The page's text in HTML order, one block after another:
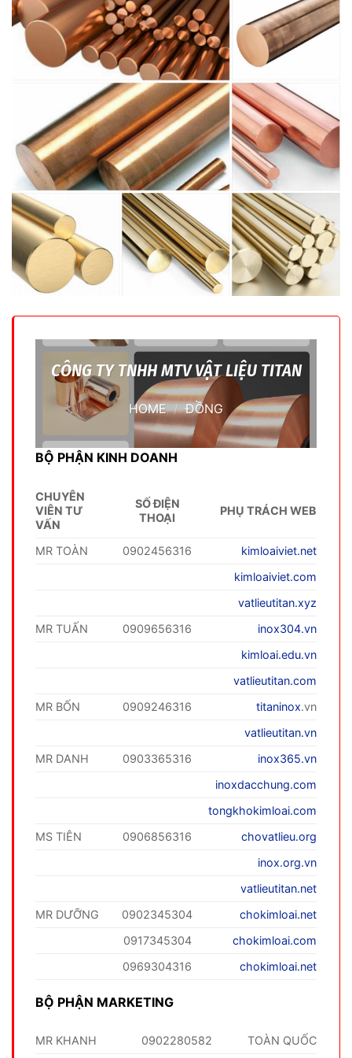
CÔNG TY TNHH MTV VẬT LIỆU TITAN
HOME / ĐỒNG
BỘ PHẬN KINH DOANH
CHUYÊN
VIÊN TƯ
VẤN
SỐ ĐIỆN
THOẠI
PHỤ TRÁCH WEB
MR TOÀN 0902456316
kimloaiviet.net
kimloaiviet.com
vatlieutitan.xyz
MR TUẤN
0909656316
inox304.vn
kimloai.edu.vn
vatlieutitan.com
MR BỐN
0909246316 titaninox.vn
vatlieutitan.vn
MR DANH
0903365316
inox365.vn
inoxdacchung.com
tongkhokimloai.com
MS TIÊN
0906856316
chovatlieu.org
inox.org.vn
vatlieutitan.net
MR DƯỠNG
0902345304
chokimloai.net
0917345304
chokimloai.com
0969304316
chokimloai.net
BỘ PHẬN MARKETING
MR KHANH 0902280582
TOÀN QUỐC